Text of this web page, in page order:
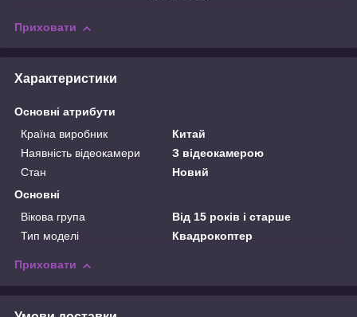
Приховати
Характеристики
Основні атрибути
Країна виробник
Китай
Наявність відеокамери
З відеокамерою
Стан
Новий
Основні
Вікова група
Від 15 років і старше
Тип моделі
Квадрокоптер
Приховати